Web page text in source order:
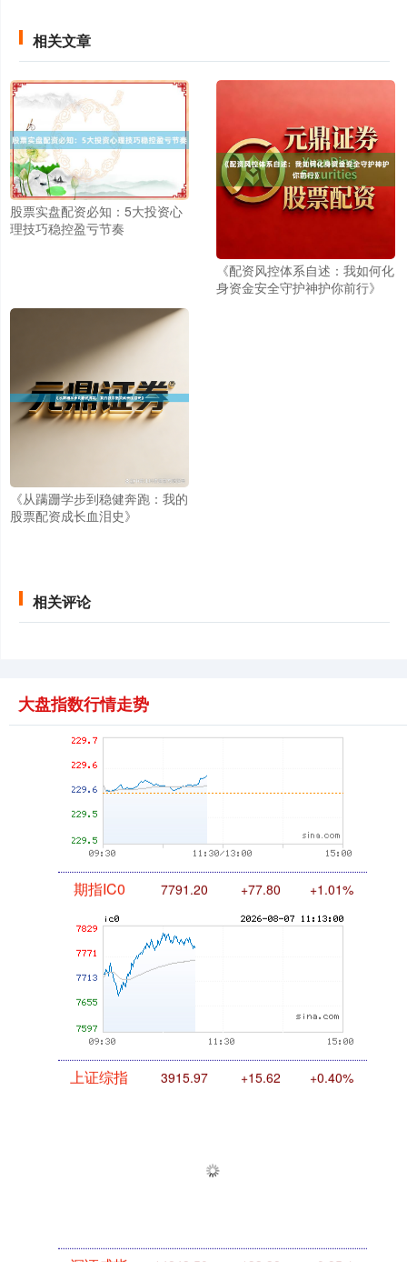
相关文章
股票实盘配资必知：5大投资心
理技巧稳控盈亏节奏
《配资风控体系自述：我如何化
身资金安全守护神护你前行》
《从蹒跚学步到稳健奔跑：我的
股票配资成长血泪史》
相关评论
大盘指数行情走势
北证50 +1.41 +0.13%
创业板指
国债指数 229.63 +0.03 +0.01%
期指IC0 +77.80 +1.01%